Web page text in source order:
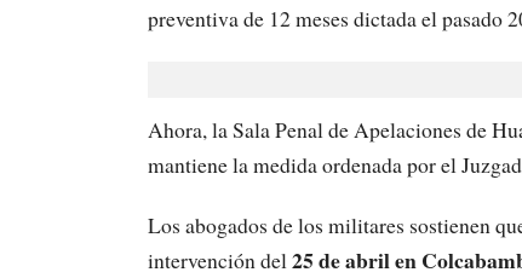
preventiva de 12 meses dictada el pasado
Ahora, la Sala Penal de Apelaciones de
mantiene la medida ordenada por el
Los abogados de los militares sostienen
intervención del25 de abril en